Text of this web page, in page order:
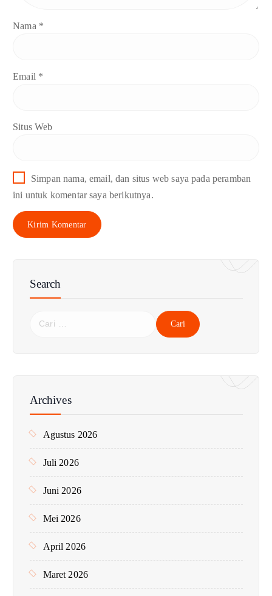
Nama *
Email *
Situs Web
Simpan nama, email, dan situs web saya pada peramban
ini untuk komentar saya berikutnya.
Search
n
k
Archives
Agustus 2026
Juli 2026
Juni 2026
Mei 2026
April 2026
Maret 2026